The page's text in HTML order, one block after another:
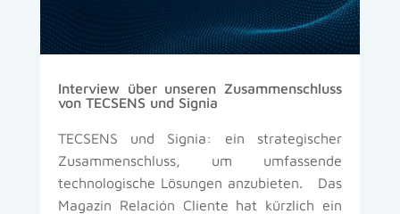
Interview über unseren Zusammenschluss
von TECSENS und Signia
TECSENS und Signia: ein strategischer
Zusammenschluss, um umfassende
technologische Lösungen anzubieten. Das
Magazin Relación Cliente hat kürzlich ein